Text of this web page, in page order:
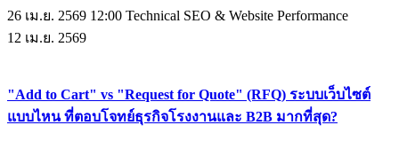
26 เม.ย. 2569 12:00 Technical SEO & Website Performance
12 เม.ย. 2569
"Add to Cart" vs "Request for Quote" (RFQ) ระบบเว็บไซต์
แบบไหน ที่ตอบโจทย์ธุรกิจโรงงานและ B2B มากที่สุด?